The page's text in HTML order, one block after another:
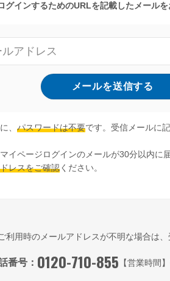
グインするためのURLを記載したメールを
、 パスワードは不要です。受信メールに
イページログインのメールが30分以内に
レスをご確認ください。
利用時のメールアドレスが不明な場合は
番号： 0120-710-855 【営業時間